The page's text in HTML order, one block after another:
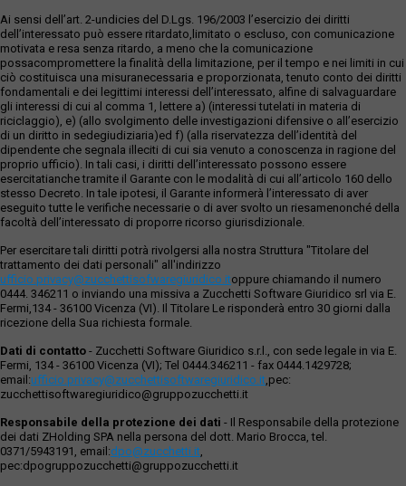
Ai sensi dell’art. 2-undicies del D.Lgs. 196/2003 l’esercizio dei diritti
dell’interessato può essere ritardato,limitato o escluso, con comunicazione
motivata e resa senza ritardo, a meno che la comunicazione
possacompromettere la finalità della limitazione, per il tempo e nei limiti in cui
ciò costituisca una misuranecessaria e proporzionata, tenuto conto dei diritti
fondamentali e dei legittimi interessi dell’interessato, alfine di salvaguardare
gli interessi di cui al comma 1, lettere a) (interessi tutelati in materia di
riciclaggio), e) (allo svolgimento delle investigazioni difensive o all’esercizio
di un diritto in sedegiudiziaria)ed f) (alla riservatezza dell’identità del
dipendente che segnala illeciti di cui sia venuto a conoscenza in ragione del
proprio ufficio). In tali casi, i diritti dell’interessato possono essere
esercitatianche tramite il Garante con le modalità di cui all’articolo 160 dello
stesso Decreto. In tale ipotesi, il Garante informerà l’interessato di aver
eseguito tutte le verifiche necessarie o di aver svolto un riesamenonché della
facoltà dell’interessato di proporre ricorso giurisdizionale.
Per esercitare tali diritti potrà rivolgersi alla nostra Struttura "Titolare del
trattamento dei dati personali" all'indirizzo
ufficio.privacy@zucchettisofwaregiuridico.itoppure chiamando il numero
0444. 346211 o inviando una missiva a Zucchetti Software Giuridico srl via E.
Fermi,134 - 36100 Vicenza (VI). Il Titolare Le risponderà entro 30 giorni dalla
ricezione della Sua richiesta formale.
Dati di contatto - Zucchetti Software Giuridico s.r.l., con sede legale in via E.
Fermi, 134 - 36100 Vicenza (VI); Tel 0444.346211 - fax 0444.1429728;
email:ufficio.privacy@zucchettisoftwaregiuridico.it,pec:
zucchettisoftwaregiuridico@gruppozucchetti.it
Responsabile della protezione dei dati - Il Responsabile della protezione
dei dati ZHolding SPA nella persona del dott. Mario Brocca, tel.
0371/5943191, email:dpo@zucchetti.it,
pec:dpogruppozucchetti@gruppozucchetti.it